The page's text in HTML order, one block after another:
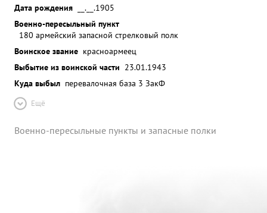
Дата рождения
__.__.1905
Военно-пересыльный пункт
180 армейский запасной стрелковый полк
Воинское звание красноармеец
Выбытие из воинской части 23.01.1943
Куда выбыл перевалочная база 3 ЗакФ
Ещё
Военно-пересыльные пункты и запасные полки